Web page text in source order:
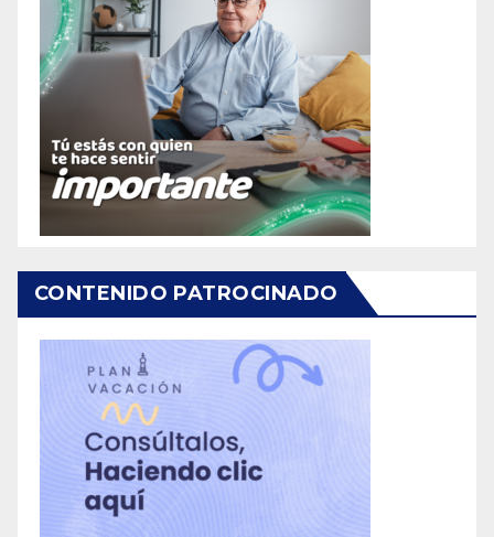
CONTENIDO PATROCINADO